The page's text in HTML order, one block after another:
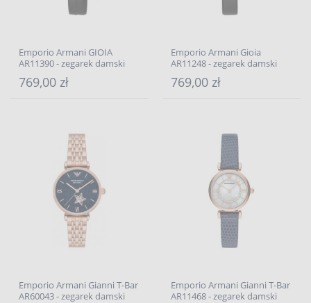
Emporio Armani GIOIA
AR11390 - zegarek damski
769,00 zł
Emporio Armani Gioia
AR11248 - zegarek damski
769,00 zł
Emporio Armani Gianni T-Bar
AR60043 - zegarek damski
Emporio Armani Gianni T-Bar
AR11468 - zegarek damski